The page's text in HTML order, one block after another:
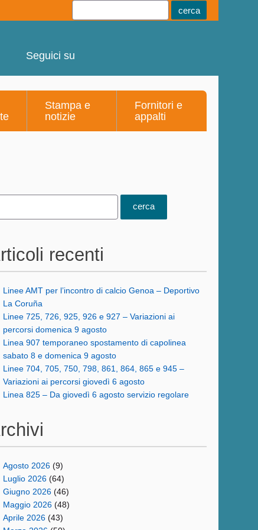
Seguici su
Stampa e
notizie
Fornitori e
appalti
recenti
Linee AMT per l’incontro di calcio Genoa – Deportivo
La Coruña
Linee 725, 726, 925, 926 e 927 – Variazioni ai
percorsi domenica 9 agosto
Linea 907 temporaneo spostamento di capolinea
sabato 8 e domenica 9 agosto
Linee 704, 705, 750, 798, 861, 864, 865 e 945 –
Variazioni ai percorsi giovedì 6 agosto
Linea 825 – Da giovedì 6 agosto servizio regolare
Agosto 2026 (9)
Luglio 2026 (64)
Giugno 2026 (46)
Maggio 2026 (48)
Aprile 2026 (43)